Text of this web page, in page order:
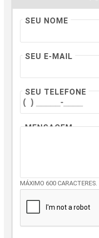
SEU NOME
SEU E-MAIL
SEU TELEFONE
MENSAGEM
MÁXIMO 600 CARACTERES.